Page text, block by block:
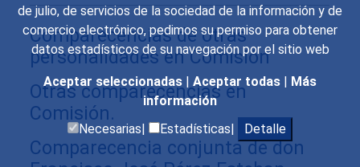
de julio, de servicios de la sociedad de la información y de
comercio electrónico, pedimos su permiso para obtener
datos estadísticos de su navegación por el sitio web
Aceptar seleccionadas | Aceptar todas | Más
información
Necesarias|
Estadísticas| Detalle
Comparecencias de otras
personalidades en Comisión
Otras comparecencias en
Comisión.
Comparecencia conjunta de don